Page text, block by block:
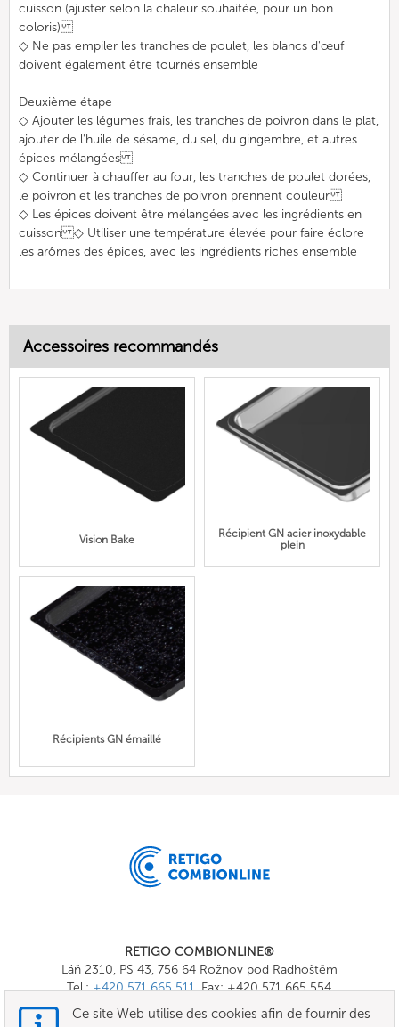
cuisson (ajuster selon la chaleur souhaitée, pour un bon
coloris)
◇ Ne pas empiler les tranches de poulet, les blancs d'œuf
doivent également être tournés ensemble
Deuxième étape
◇ Ajouter les légumes frais, les tranches de poivron dans le plat,
ajouter de l'huile de sésame, du sel, du gingembre, et autres
épices mélangées
◇ Continuer à chauffer au four, les tranches de poulet dorées,
le poivron et les tranches de poivron prennent couleur
◇ Les épices doivent être mélangées avec les ingrédients en
cuisson ◇ Utiliser une température élevée pour faire éclore
les arômes des épices, avec les ingrédients riches ensemble
Accessoires recommandés
Vision Bake
Récipient GN acier inoxydable
plein
Récipients GN émaillé
RETIGO COMBIONLINE®
Láň 2310, PS 43, 756 64 Rožnov pod Radhoštěm
Tel.:+420 571 665 511, Fax: +420 571 665 554
E-mail:
info@combionline.com
Ce site Web utilise des cookies afin de fournir des